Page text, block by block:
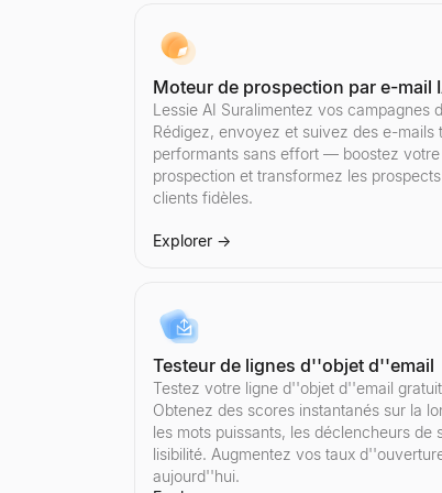
Audit Instagram
Auditez n'importe quel compte
Explorer→
Calculateur de tarifs Instagram
Estimez le tarif d'un influenceur
Explorer→
Découvrez des influenceurs Instagram
Explorer→
Audit TikTok
Auditez n'importe quel compte TikTok
Explorer→
Trouver des créateurs TikTok
Découvrez des influenceurs TikTok
Explorer→
Comparez deux influenceurs TikTok
Explorer→
Audit YouTube
Auditez n'importe quelle chaîne
Explorer→
Trouver des créateurs YouTube
Découvrez des influenceurs YouTube
Explorer→
Comparez deux influenceurs YouTube
Explorer→
Calculateur d'engagement Twitter/X
Calculez instantanément le taux
Explorer→
Audit Twitter/X
Auditez n'importe quel compte Twitter/
Explorer→
Découvrez des influenceurs Twitter/X
Explorer→
Aperçu de publication LinkedIn
Outil gratuit d'aperçu de publication
Explorer→
Générateur de résumé LinkedIn
Générateur de résumé LinkedIn IA
Explorer→
Moteur de prospection par e-mail
Lessie AI Suralimentez vos campagnes
Rédigez, envoyez et suivez des e-mails
performants sans effort — boostez votre
prospection et transformez les
clients fidèles.
Explorer →
Testeur de lignes d''objet d''email
Testez votre ligne d''objet d''email
Obtenez des scores instantanés sur la
les mots puissants, les déclencheurs de
lisibilité. Augmentez vos taux
aujourd''hui.